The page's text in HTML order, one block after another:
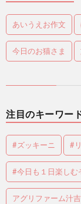
あいうえお作文
今日のお猫さま
注目のキーワー
#ズッキーニ #
#今日も１日楽しむ
アグリファーム汁